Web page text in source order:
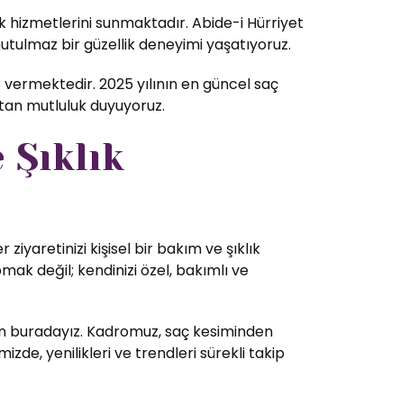
sunmaktadır. Abide-i Hürriyet
bir güzellik deneyimi yaşatıyoruz.
2025 yılının en güncel saç
mutluluk duyuyoruz.
kişisel bir bakım ve şıklık
değil; kendinizi özel, bakımlı ve
Kadromuz, saç kesiminden
yenilikleri ve trendleri sürekli takip